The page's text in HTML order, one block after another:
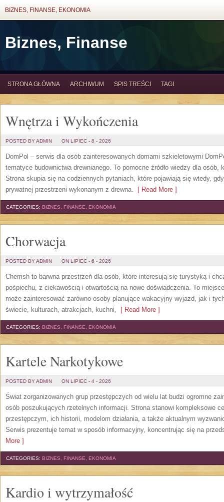
BIZNES, FINANSE, EKONOMIA
Biznes, Finanse
STRONA GŁÓWNA ARCHIWUM SPIS TREŚCI TAGI
Wnętrza i Wykończenia
POSTED BY ADMIN ON LIPIEC - 8 - 2026
DomPol – serwis dla osób zainteresowanych domami szkieletowymi
tematyce budownictwa drewnianego. To pomocne źródło wiedzy dla
Strona skupia się na codziennych pytaniach, które pojawiają się wtedy,
prywatnej przestrzeni wykonanym z drewna. [ Read More ]
CATEGORIES: BIZNES, FINANSE, EKONOMIA
Chorwacja
POSTED BY ADMIN ON LIPIEC - 6 - 2026
Cherrish to barwna przestrzeń dla osób, które interesują się turystyką i
pośpiechu, z ciekawością i otwartością na nowe doświadczenia. To
może zainteresować zarówno osoby planujące wakacyjny wyjazd, jak i
świecie, kulturach, atrakcjach, kuchni, [ Read More ]
CATEGORIES: BIZNES, FINANSE, EKONOMIA
Kartele Narkotykowe
POSTED BY ADMIN ON LIPIEC - 4 - 2026
Świat zorganizowanych grup przestępczych od wielu lat budzi ogromne
osób poszukujących rzetelnych informacji. Strona stanowi kompleksowe
przestępczym, ich historii, modelom działania, a także aktualnym
Serwis prezentuje temat w sposób informacyjny, koncentrując się na
More ]
CATEGORIES: BIZNES, FINANSE, EKONOMIA
Kardio i wytrzymałość